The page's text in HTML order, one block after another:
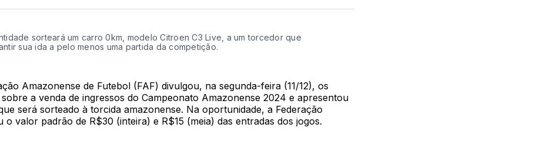
BlueSkyTwitterFacebook
LinkedInWhatsApp
Email
sorteará um carro 0km, modelo Citroen C3 Live, a um torcedor que
sua ida a pelo menos uma partida da competição.
Amazonense de Futebol (FAF) divulgou, na segunda-feira (11/12), os
a venda de ingressos do Campeonato Amazonense 2024 e apresentou
será sorteado à torcida amazonense. Na oportunidade, a Federação
o valor padrão de R$30 (inteira) e R$15 (meia) das entradas dos jogos.